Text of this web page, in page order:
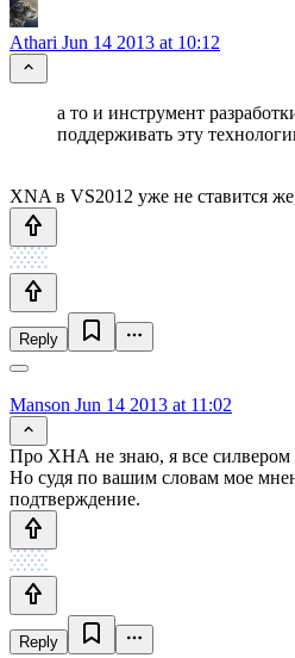
Athari Jun 14 2013 at 10:12
а то и инструмент
поддерживать эту
XNA в VS2012 уже не ставится
Reply
Manson Jun 14 2013 at 11:02
Про ХНА не знаю, я все
Но судя по вашим словам мое
подтверждение.
Reply